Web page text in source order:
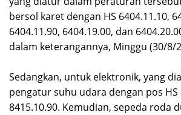
bersol karet dengan HS 6404.11.10,
6404.11.90, 6404.19.00, dan
dalam keterangannya, Minggu (30/8/
Sedangkan, untuk elektronik, yang
pengatur suhu udara dengan pos HS
8415.10.90. Kemudian, sepeda roda